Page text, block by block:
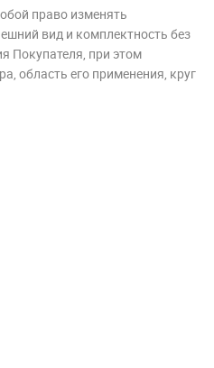
право изменять
вид и комплектность без
Покупателя, при этом
область его применения, круг